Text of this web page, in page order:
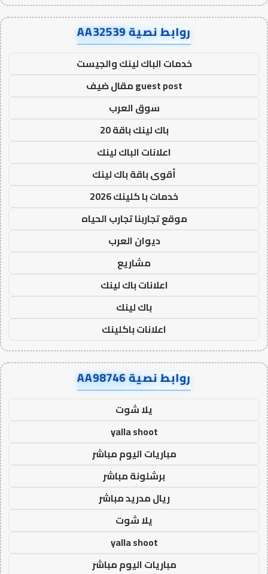
روابط نصية AA32539
خدمات الباك لينك والجيست
guest post مقال ضيف
سوق العرب
باك لينك باقة 20
اعلانات الباك لينك
أقوى باقة باك لينك
خدمات با كلينك 2026
موقع تجاربنا تجارب الحياه
ديوان العرب
مشاريع
اعلانات باك لينك
باك لينك
اعلانات باكلينك
روابط نصية AA98746
يلا شوت
yalla shoot
مباريات اليوم مباشر
برشلونة مباشر
ريال مدريد مباشر
يلا شوت
yalla shoot
مباريات اليوم مباشر